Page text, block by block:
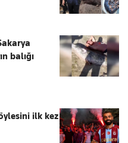
balığı
ilk kez